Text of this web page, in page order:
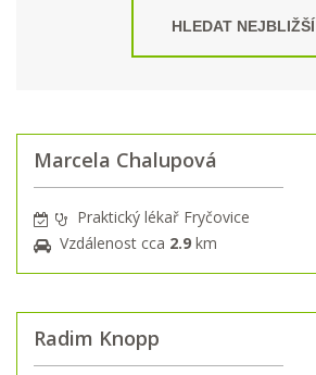
HLEDAT NEJBLIŽŠÍ
Marcela Chalupová
Praktický lékař Fryčovice
Vzdálenost cca 2.9 km
Radim Knopp